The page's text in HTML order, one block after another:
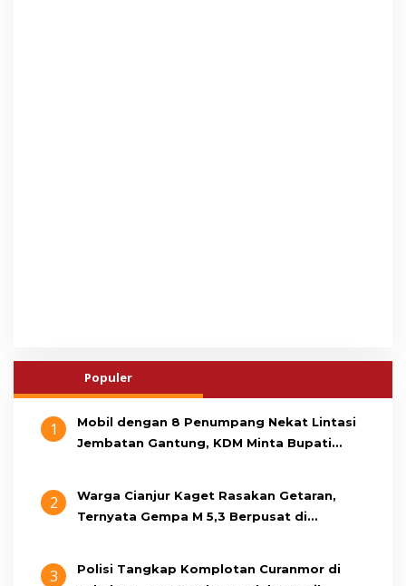
Populer
1
Mobil dengan 8 Penumpang Nekat Lintasi
Jembatan Gantung, KDM Minta Bupati
2
Warga Cianjur Kaget Rasakan Getaran,
Ternyata Gempa M 5,3 Berpusat di
3
Polisi Tangkap Komplotan Curanmor di